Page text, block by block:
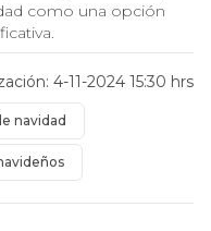
como una opción
4-11-2024 15:30 hrs
navidad